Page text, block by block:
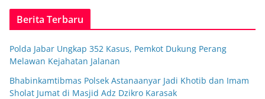
Berita Terbaru
Polda Jabar Ungkap 352 Kasus, Pemkot Dukung Perang
Melawan Kejahatan Jalanan
Bhabinkamtibmas Polsek Astanaanyar Jadi Khotib dan Imam
Sholat Jumat di Masjid Adz Dzikro Karasak